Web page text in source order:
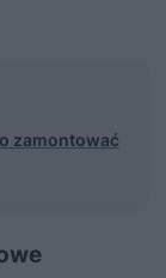
zamontować